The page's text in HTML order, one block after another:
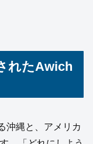
れたAwich
沖縄と、アメリカ